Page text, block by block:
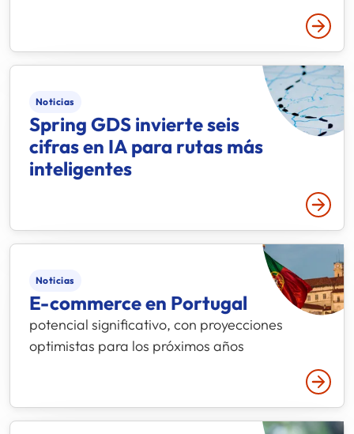
Leer
Noticias
Spring GDS invierte seis
cifras en IA para rutas más
inteligentes
Leer
Noticias
E-commerce en Portugal
potencial significativo, con proyecciones
optimistas para los próximos años
Leer